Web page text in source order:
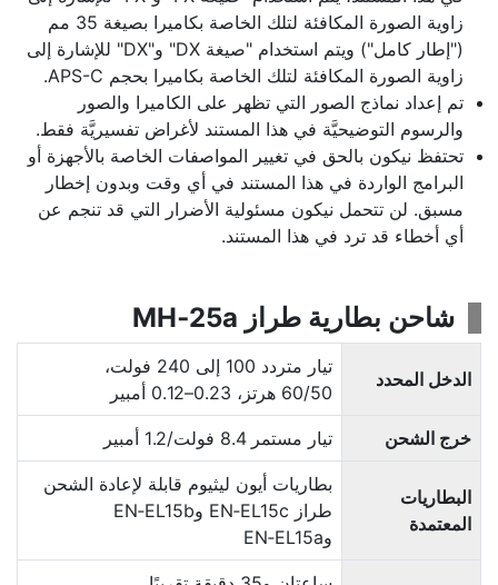
زاوية الصورة المكافئة لتلك الخاصة بكاميرا بصيغة 35 مم
("إطار كامل") ويتم استخدام "صيغة DX" و"DX" للإشارة إلى
زاوية الصورة المكافئة لتلك الخاصة بكاميرا بحجم APS-C.
تم إعداد نماذج الصور التي تظهر على الكاميرا والصور
والرسوم التوضيحيَّة في هذا المستند لأغراض تفسيريَّة فقط.
تحتفظ نيكون بالحق في تغيير المواصفات الخاصة بالأجهزة أو
البرامج الواردة في هذا المستند في أي وقت وبدون إخطار
مسبق. لن تتحمل نيكون مسئولية الأضرار التي قد تنجم عن
أي أخطاء قد ترد في هذا المستند.
شاحن بطارية طراز MH‑25a
الدخل المحدد
تيار متردد 100 إلى 240 فولت،
50‏/60 هرتز، 0.23–0.12 أمبير
خرج الشحن تيار مستمر 8.4 فولت/1.2 أمبير
البطاريات
المعتمدة
بطاريات أيون ليثيوم قابلة لإعادة الشحن
طراز EN‑EL15c وEN‑EL15b
وEN‑EL15a